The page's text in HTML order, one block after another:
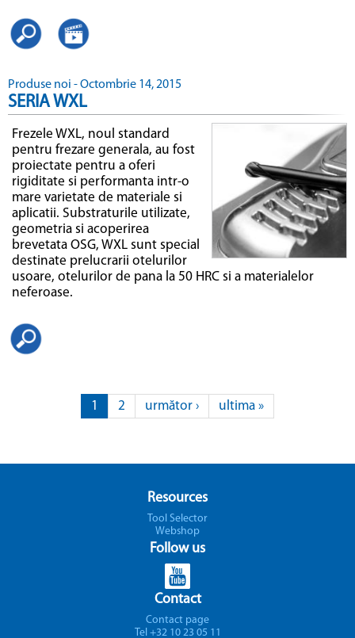
Produse noi - Octombrie 14, 2015
SERIA WXL
Frezele WXL, noul standard
pentru frezare generala, au fost
proiectate pentru a oferi
rigiditate si performanta intr-o
mare varietate de materiale si
aplicatii. Substraturile utilizate,
geometria si acoperirea
brevetata OSG, WXL sunt special
destinate prelucrarii otelurilor
usoare, otelurilor de pana la 50 HRC si a materialelor
neferoase.
1 2 următor › ultima »
Resources
Tool Selector
Webshop
Follow us
Contact
Contact page
Tel +32 10 23 05 11